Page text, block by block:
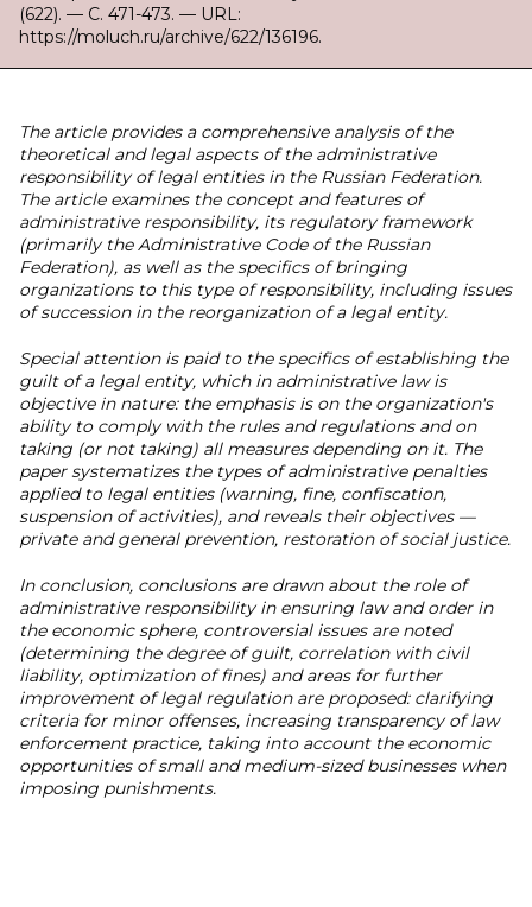
(622). — С. 471-473. — URL:
https://moluch.ru/archive/622/136196.
The article provides a comprehensive analysis of the
theoretical and legal aspects of the administrative
responsibility of legal entities in the Russian Federation.
The article examines the concept and features of
administrative responsibility, its regulatory framework
(primarily the Administrative Code of the Russian
Federation), as well as the specifics of bringing
organizations to this type of responsibility, including issues
of succession in the reorganization of a legal entity.
Special attention is paid to the specifics of establishing the
guilt of a legal entity, which in administrative law is
objective in nature: the emphasis is on the organization's
ability to comply with the rules and regulations and on
taking (or not taking) all measures depending on it. The
paper systematizes the types of administrative penalties
applied to legal entities (warning, fine, confiscation,
suspension of activities), and reveals their objectives —
private and general prevention, restoration of social justice.
In conclusion, conclusions are drawn about the role of
administrative responsibility in ensuring law and order in
the economic sphere, controversial issues are noted
(determining the degree of guilt, correlation with civil
liability, optimization of fines) and areas for further
improvement of legal regulation are proposed: clarifying
criteria for minor offenses, increasing transparency of law
enforcement practice, taking into account the economic
opportunities of small and medium-sized businesses when
imposing punishments.